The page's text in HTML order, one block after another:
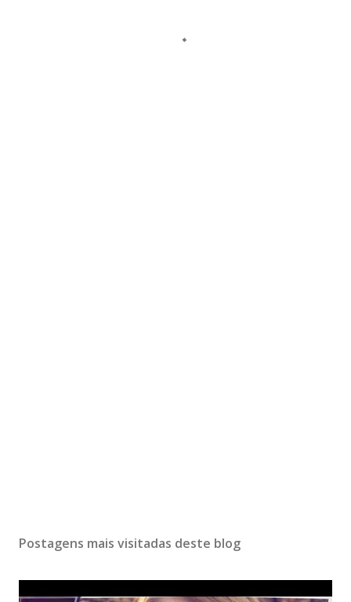
Postagens mais visitadas deste blog